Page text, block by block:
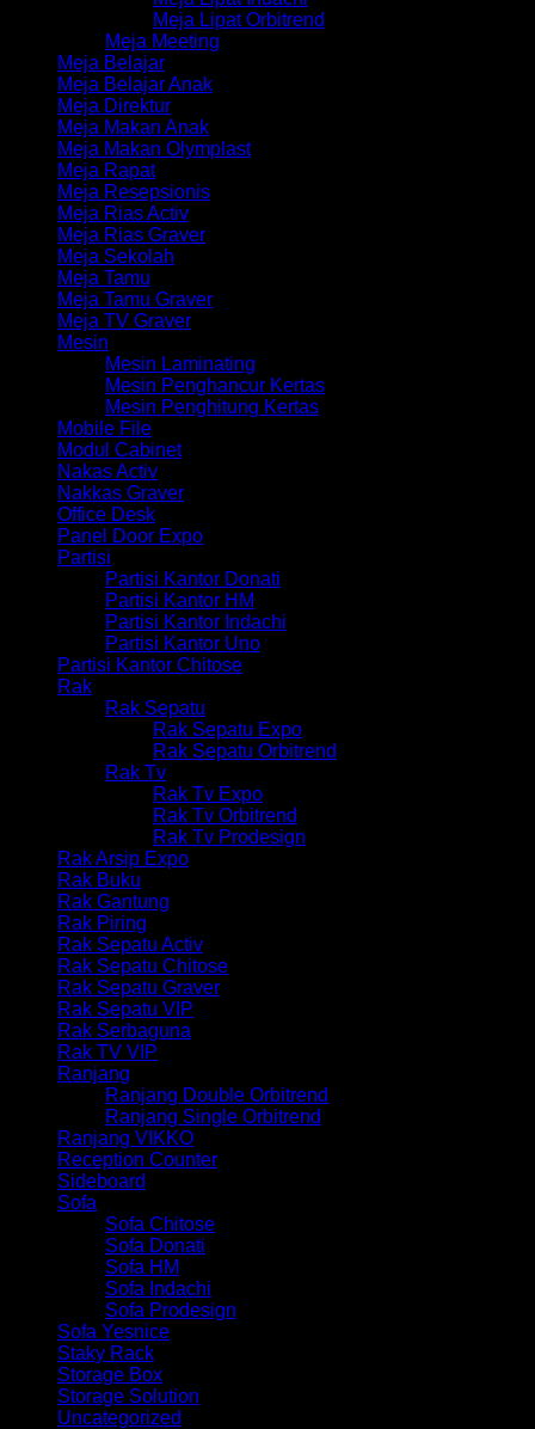
Meja Lipat Orbitrend
Meja Meeting
Meja Belajar
Meja Belajar Anak
Meja Direktur
Meja Makan Anak
Meja Makan Olymplast
Meja Rapat
Meja Resepsionis
Meja Rias Activ
Meja Rias Graver
Meja Sekolah
Meja Tamu
Meja Tamu Graver
Meja TV Graver
Mesin
Mesin Laminating
Mesin Penghancur Kertas
Mesin Penghitung Kertas
Mobile File
Modul Cabinet
Nakas Activ
Nakkas Graver
Office Desk
Panel Door Expo
Partisi
Partisi Kantor Donati
Partisi Kantor HM
Partisi Kantor Indachi
Partisi Kantor Uno
Partisi Kantor Chitose
Rak
Rak Sepatu
Rak Sepatu Expo
Rak Sepatu Orbitrend
Rak Tv
Rak Tv Expo
Rak Tv Orbitrend
Rak Tv Prodesign
Rak Arsip Expo
Rak Buku
Rak Gantung
Rak Piring
Rak Sepatu Activ
Rak Sepatu Chitose
Rak Sepatu Graver
Rak Sepatu VIP
Rak Serbaguna
Rak TV VIP
Ranjang
Ranjang Double Orbitrend
Ranjang Single Orbitrend
Ranjang VIKKO
Reception Counter
Sideboard
Sofa
Sofa Chitose
Sofa Donati
Sofa HM
Sofa Indachi
Sofa Prodesign
Sofa Yesnice
Staky Rack
Storage Box
Storage Solution
Uncategorized